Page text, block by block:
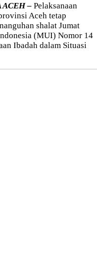
ACEH – Pelaksanaan
Aceh tetap
shalat Jumat
(MUI) Nomor 14
Ibadah dalam Situasi